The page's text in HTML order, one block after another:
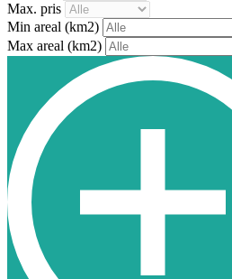
Max. pris
Min areal (km2)
Max areal (km2)